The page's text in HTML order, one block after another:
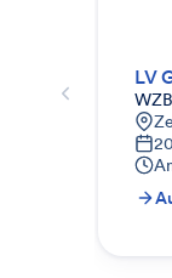
LV